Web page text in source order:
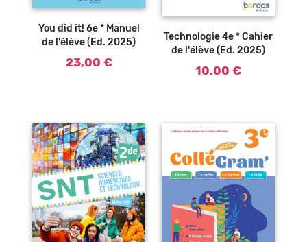
Ajouter au
You did it! 6e * Manuel
de l'élève (Ed. 2025)
23,00 €
Ajouter au
Technologie 4e * Cahier
de l'élève (Ed. 2025)
10,00 €